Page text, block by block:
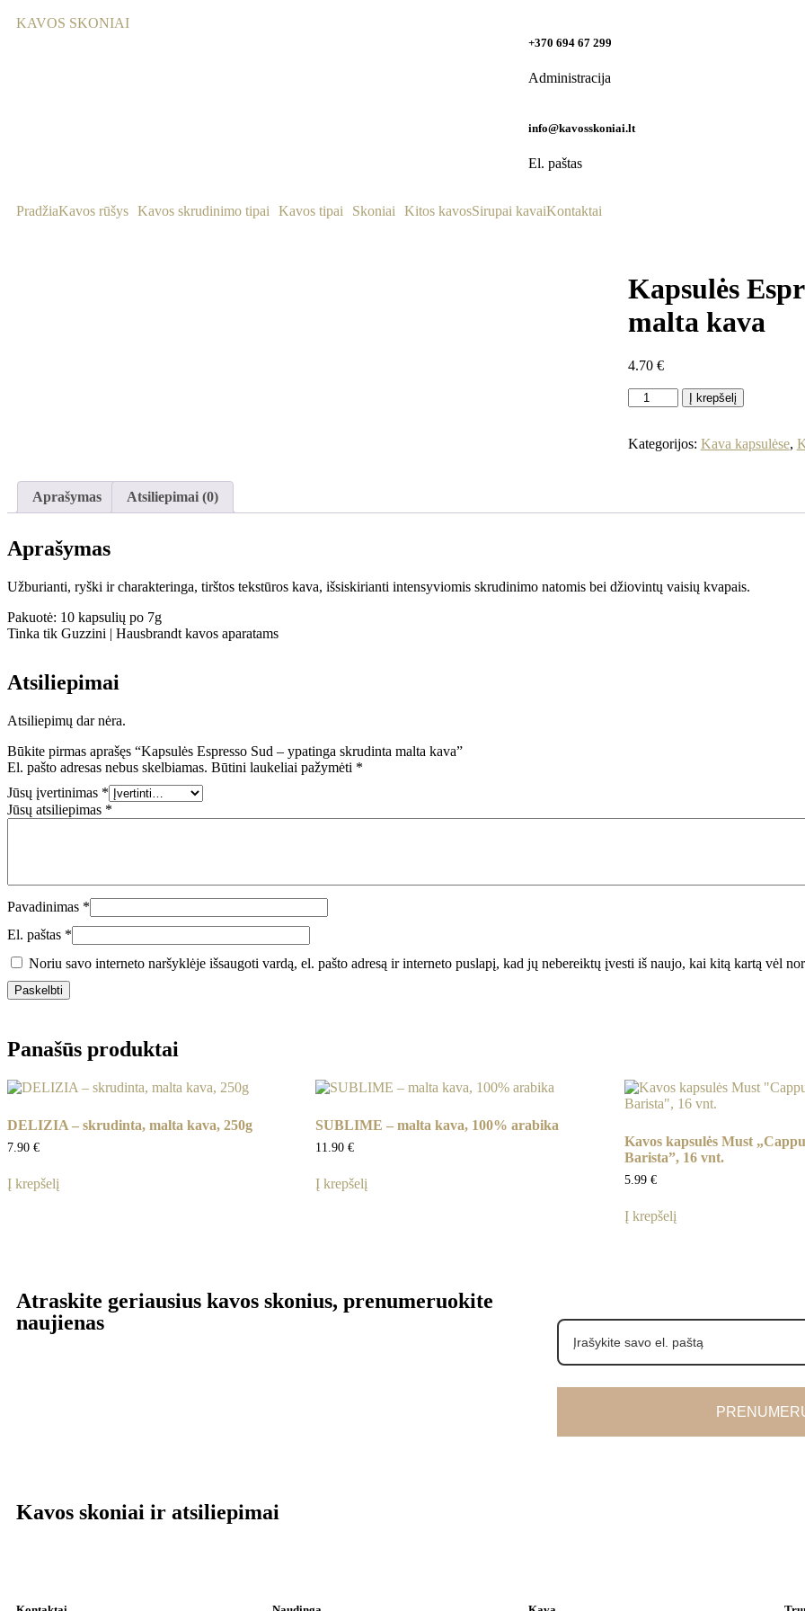
KAVOS SKONIAI
+370 694 67 299
Administracija
info@kavosskoniai.lt
El. paštas
PradžiaKavos rūšys Kavos skrudinimo tipai Kavos tipai Skoniai Kitos kavosSirupai kavaiKontaktai
Kapsulės
malta kava
4.70 €
Į krepšelį
Kategorijos: Kava kapsulėse,
Aprašymas Atsiliepimai (0)
Aprašymas
Užburianti, ryški ir charakteringa, tirštos tekstūros kava, išsiskirianti intensyviomis skrudinimo natomis bei džiovintų vaisių kvapais.
Pakuotė: 10 kapsulių po 7g
Tinka tik Guzzini | Hausbrandt kavos aparatams
Atsiliepimai
Atsiliepimų dar nėra.
Būkite pirmas aprašęs “Kapsulės Espresso Sud – ypatinga skrudinta malta kava”
El. pašto adresas nebus skelbiamas. Būtini laukeliai pažymėti *
Jūsų įvertinimas *
Jūsų atsiliepimas *
Pavadinimas *
El. paštas *
Noriu savo interneto naršyklėje išsaugoti vardą, el. pašto adresą ir interneto puslapį, kad jų nebereiktų įvesti iš naujo, kai kitą kartą vėl
Panašūs produktai
DELIZIA – skrudinta, malta kava, 250g
7.90 €
Į krepšelį
SUBLIME – malta kava, 100% arabika
11.90€
Į krepšelį
Kavos kapsulės Must
Barista”, 16 vnt.
5.99 €
Į krepšelį
Atraskite geriausius kavos skonius, prenumeruokite
naujienas
Kavos skoniai ir atsiliepimai